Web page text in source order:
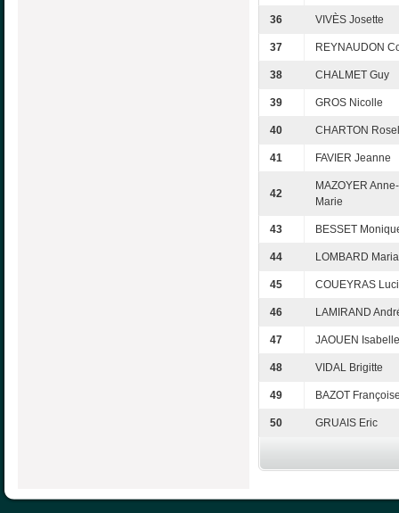
36 VIVÈS Josette
37 REYNAUDON
38 CHALMET Guy
39 GROS Nicolle
40 CHARTON
41 FAVIER Jeanne
42
MAZOYER Anne-
Marie
43 BESSET
44 LOMBARD Maria
45 COUEYRAS
46 LAMIRAND
47 JAOUEN Isabelle
48 VIDAL Brigitte
49 BAZOT
50 GRUAIS Eric